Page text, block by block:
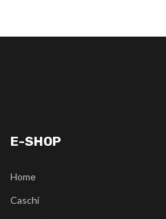
E-SHOP
Home
Caschi